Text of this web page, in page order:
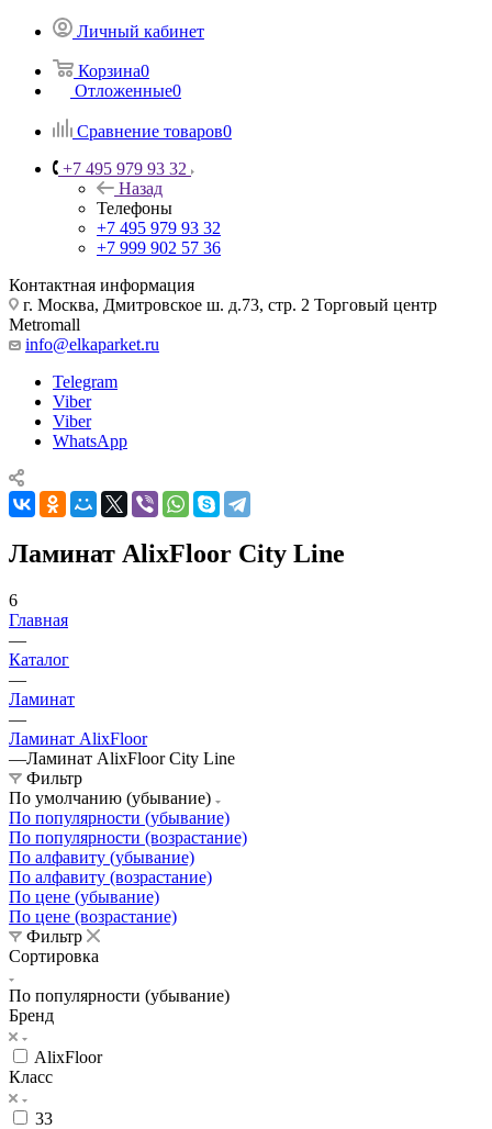
Личный кабинет
Корзина0
Отложенные0
Сравнение товаров0
+7 495 979 93 32
Назад
Телефоны
+7 495 979 93 32
+7 999 902 57 36
Контактная информация
г. Москва, Дмитровское ш. д.73, стр. 2 Торговый центр
Metromall
info@elkaparket.ru
Telegram
Viber
Viber
WhatsApp
Ламинат AlixFloor City Line
6
Главная
—
Каталог
—
Ламинат
—
Ламинат AlixFloor
—Ламинат AlixFloor City Line
Фильтр
По умолчанию (убывание)
По популярности (убывание)
По популярности (возрастание)
По алфавиту (убывание)
По алфавиту (возрастание)
По цене (убывание)
По цене (возрастание)
Фильтр
Сортировка
По популярности (убывание)
Бренд
AlixFloor
Класс
33